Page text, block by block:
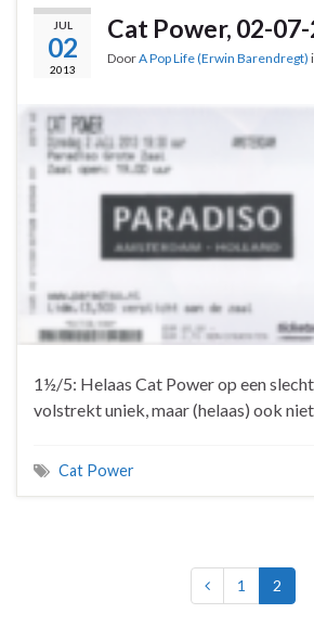
JUL
02
2013
Cat Power, 02-
DoorA Pop Life (Erwin Barendregt)
1½/5: Helaas Cat Power op een
volstrekt uniek, maar (helaas) ook
Cat Power
1 2